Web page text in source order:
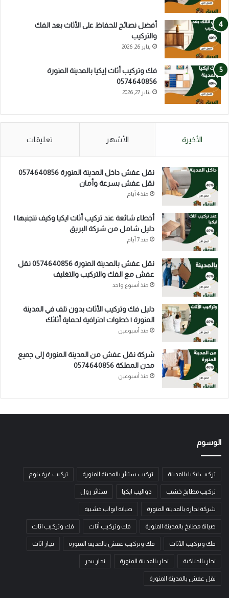
أفضل نصائح للحفاظ على الأثاث بعد الفك
والتركيب
يناير 26, 2026
فك وتركيب أثاث إيكيا بالمدينة المنورة
0574640856
يناير 27, 2026
الأخيرة الأشهر تعليقات
نقل عفش داخل المدينة المنورة 0574640856
نقل عفش بسرعة وأمان
منذ 4 أيام
أخطاء شائعة عند تركيب أثاث ايكيا وكيف تتجنبها |
دليل شامل من شركة البريق
منذ 7 أيام
نقل عفش بالمدينة المنورة 0574640856 نقل
عفش مع الفك والتركيب والتغليف
منذ أسبوع واحد
دليل فك وتركيب الأثاث بدون تلف في المدينة
المنورة | خطوات احترافية لحماية أثاثك
منذ أسبوعين
شركة نقل عفش من المدينة المنورة إلى جميع
مدن المملكة 0574640856
منذ أسبوعين
الوسوم
تركيب ايكيا بالمدينة تركيب ستائر بالمدينة المنورة تركيب غرف نوم
تركيب مطابخ خشب دواليب ايكيا ستائر رول
شركة نجارة بالمدينة المنورة صيانة ابواب خشبية
صيانة مطابخ بالمدينة المنورة فك وتركيب أثاث فك وتركيب اثاث
فك وتركيب الأثاث فك وتركيب عفش بالمدينة المنورة نجار اثاث
نجار بالحناكية نجار بالمدينة المنورة نجار ببدر
نقل عفش بالمدينة المنورة